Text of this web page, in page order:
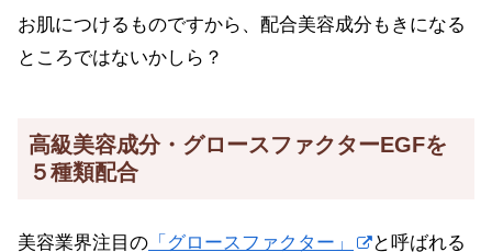
お肌につけるものですから、配合美容成分もきになる
ところではないかしら？
高級美容成分・グロースファクターEGFを
５種類配合
美容業界注目の 「グロースファクター」 と呼ばれる